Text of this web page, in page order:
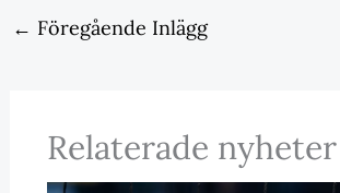
← Föregående Inlägg
Relaterade nyheter